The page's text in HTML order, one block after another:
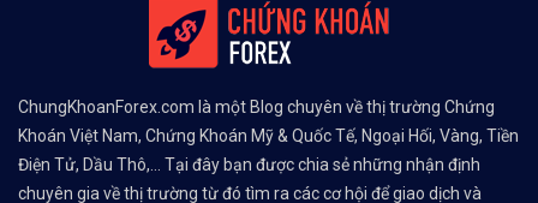
ChungKhoanForex.com là một Blog chuyên về thị trường Chứng
Khoán Việt Nam, Chứng Khoán Mỹ & Quốc Tế, Ngoại Hối, Vàng, Tiền
Điện Tử, Dầu Thô,... Tại đây bạn được chia sẻ những nhận định
chuyên gia về thị trường từ đó tìm ra các cơ hội để giao dịch và